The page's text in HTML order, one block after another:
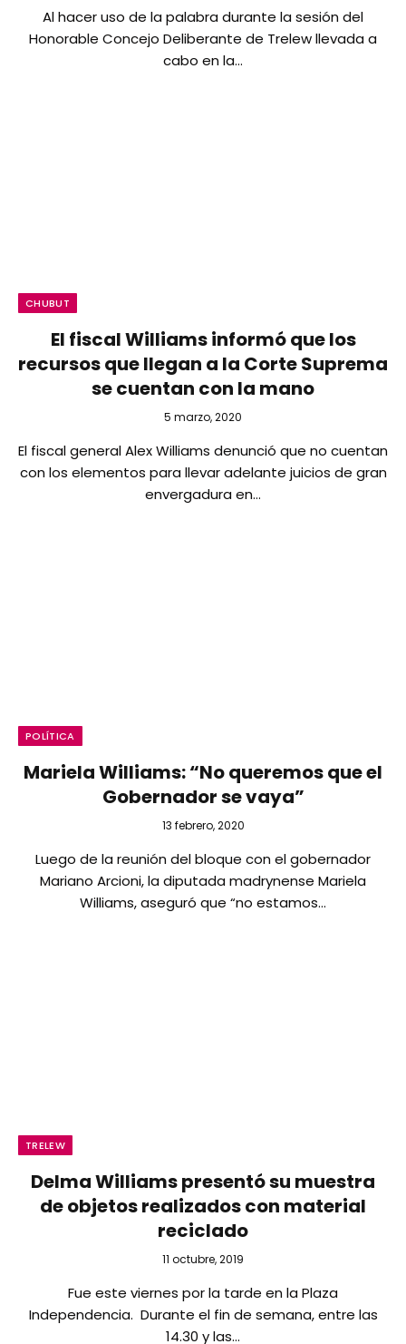
Al hacer uso de la palabra durante la sesión del
Honorable Concejo Deliberante de Trelew llevada a
cabo en la…
CHUBUT
El fiscal Williams informó que los
recursos que llegan a la Corte Suprema
se cuentan con la mano
5 marzo, 2020
El fiscal general Alex Williams denunció que no cuentan
con los elementos para llevar adelante juicios de gran
envergadura en…
POLÍTICA
Mariela Williams: “No queremos que el
Gobernador se vaya”
13 febrero, 2020
Luego de la reunión del bloque con el gobernador
Mariano Arcioni, la diputada madrynense Mariela
Williams, aseguró que “no estamos…
TRELEW
Delma Williams presentó su muestra
de objetos realizados con material
reciclado
11 octubre, 2019
Fue este viernes por la tarde en la Plaza
Independencia. Durante el fin de semana, entre las
14.30 y las…